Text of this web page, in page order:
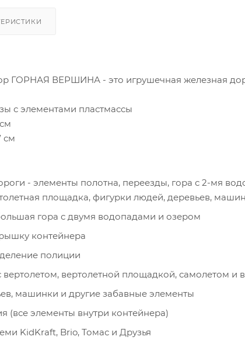
ГОРНАЯ ВЕРШИНА - это игрушечная железная
с элементами пластмассы
см
- элементы полотна, переезды, гора с 2-мя
площадка, фигурки людей, деревьев,
гора с двумя водопадами и озером
контейнера
полиции
вертолетной площадкой, самолетом и
машинки и другие забавные элементы
(все элементы внутри контейнера)
KidKraft, Brio, Томас и Друзья